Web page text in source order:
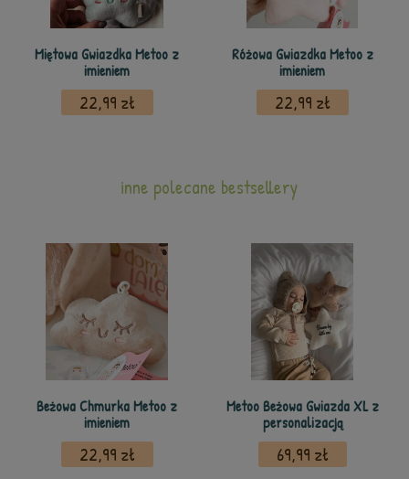
Miętowa Gwiazdka Metoo z
imieniem
22,99 zł
Różowa Gwiazdka Metoo z
imieniem
22,99 zł
inne polecane bestsellery
Beżowa Chmurka Metoo z
imieniem
22,99 zł
Metoo Beżowa Gwiazda XL z
personalizacją
69,99 zł